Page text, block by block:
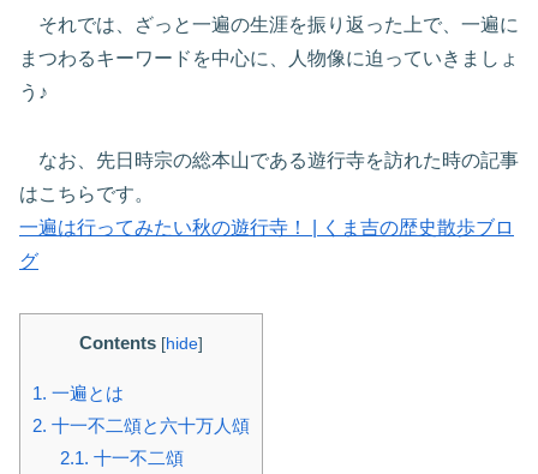
それでは、ざっと一遍の生涯を振り返った上で、一遍に
まつわるキーワードを中心に、人物像に迫っていきましょ
う♪
なお、先日時宗の総本山である遊行寺を訪れた時の記事
はこちらです。
一遍は行ってみたい秋の遊行寺！ | くま吉の歴史散歩ブロ
グ
Contents [hide]
1. 一遍とは
2. 十一不二頌と六十万人頌
2.1. 十一不二頌